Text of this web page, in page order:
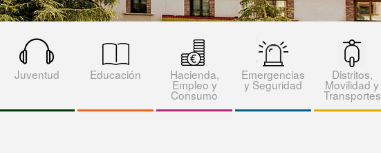
Juventud Educación Hacienda,
Empleo y
Consumo
Emergencias
y Seguridad
Distritos,
Movilidad y
Transportes